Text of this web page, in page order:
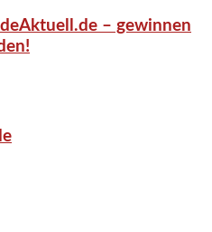
– gewinnen